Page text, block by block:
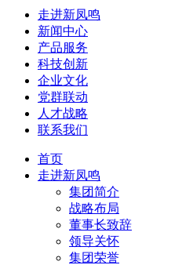
走进新凤鸣
新闻中心
产品服务
科技创新
企业文化
党群联动
人才战略
联系我们
首页
走进新凤鸣
集团简介
战略布局
董事长致辞
领导关怀
集团荣誉